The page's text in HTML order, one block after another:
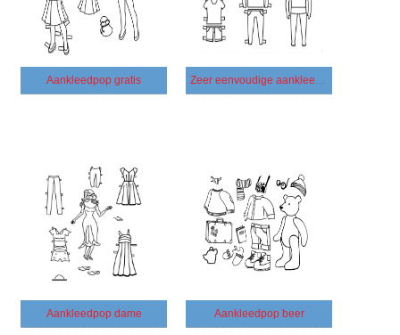
Aankleedpop gratis Zeer eenvoudige aankleedpop
Aankleedpop dame Aankleedpop beer